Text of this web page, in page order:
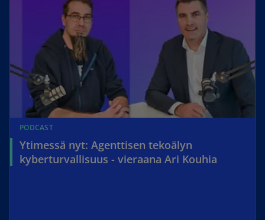
PODCAST
Ytimessä nyt: Agenttisen tekoälyn
kyberturvallisuus - vieraana Ari Kouhia